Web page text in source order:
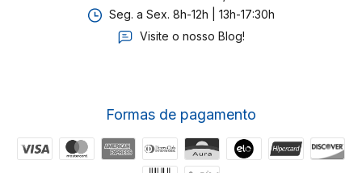
Seg. a Sex. 8h-12h | 13h-17:30h
Visite o nosso Blog!
Formas de pagamento